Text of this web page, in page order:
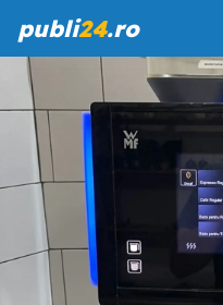
publi24.ro